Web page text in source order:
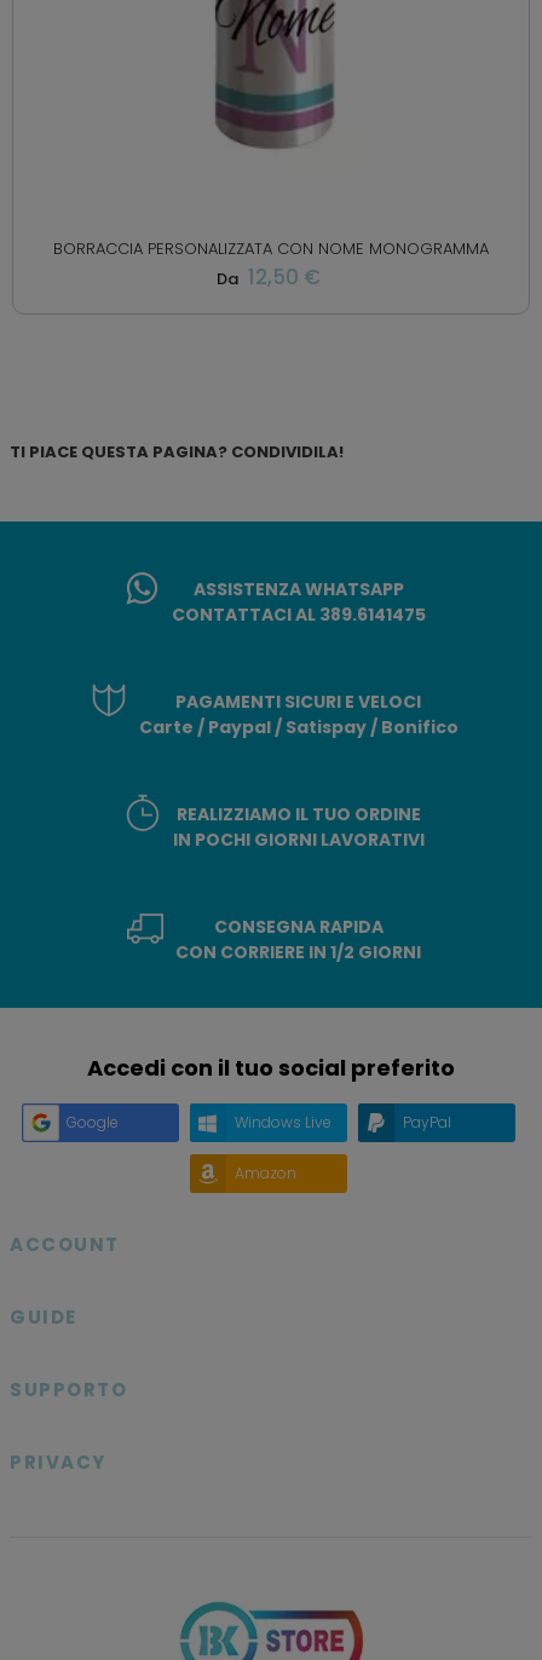
BORRACCIA PERSONALIZZATA CON NOME MONOGRAMMA
Da 12,50 €
TI PIACE QUESTA PAGINA? CONDIVIDILA!
ASSISTENZA WHATSAPP
CONTATTACI AL 389.6141475
PAGAMENTI SICURI E VELOCI
Carte / Paypal / Satispay / Bonifico
REALIZZIAMO IL TUO ORDINE
IN POCHI GIORNI LAVORATIVI
CONSEGNA RAPIDA
CON CORRIERE IN 1/2 GIORNI
Accedi con il tuo social preferito
Google Windows Live PayPal
Amazon
ACCOUNT
GUIDE
SUPPORTO
PRIVACY